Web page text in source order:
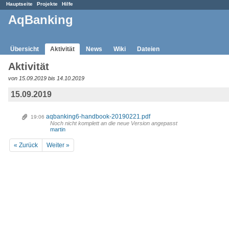
Hauptseite Projekte Hilfe
AqBanking
Übersicht Aktivität News Wiki Dateien
Aktivität
von 15.09.2019 bis 14.10.2019
15.09.2019
19:06 aqbanking6-handbook-20190221.pdf
Noch nicht komplett an die neue Version angepasst
martin
« Zurück Weiter »